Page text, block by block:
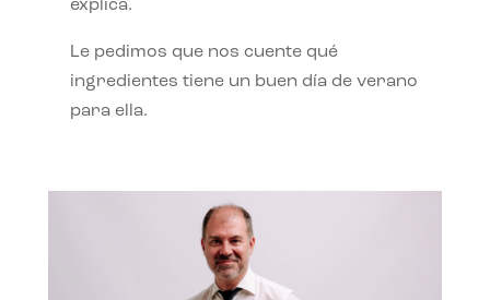
explica.
Le pedimos que nos cuente qué
ingredientes tiene un buen día de verano
para ella.